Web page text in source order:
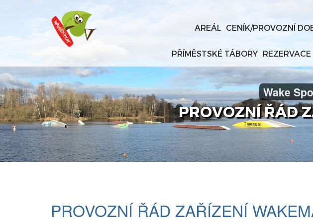
AREÁL CENÍK/PROVOZNÍ
PŘÍMĚSTSKÉ TÁBORY REZERVACE
Wake
PROVOZNÍ ŘÁD
PROVOZNÍ ŘÁD ZAŘÍZENÍ